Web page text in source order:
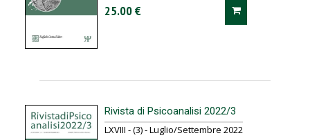
25.00 €
Rivista di Psicoanalisi 2022/3
LXVIII - (3) - Luglio/Settembre 2022